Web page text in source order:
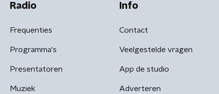
Radio
Frequenties
Programma's
Presentatoren
Muziek
Info
Contact
Veelgestelde vragen
App de studio
Adverteren